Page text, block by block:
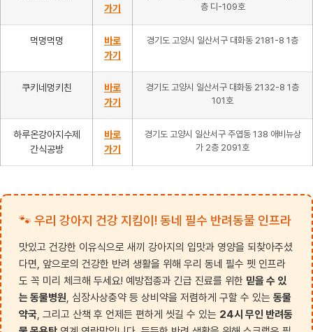
가기
층 디-109호
먹멍먹멍
바로
가기
경기도 고양시 일산서구 대화동 2181-8 1층
쿠키네멍키친
바로
가기
경기도 고양시 일산서구 대화동 2132-8 1층
101호
하루온강아지수제
간식공방
바로
가기
경기도 고양시 일산서구 주엽동 138 애비뉴상
가 2층 2091호
🐾 우리 강아지 건강 지킴이! 동네 필수 반려동물 인프라
맛있고 건강한 이유식으로 새끼 강아지의 입맛과 영양을 되찾아주셨
다면, 앞으로의 건강한 반려 생활을 위해 우리 동네 필수 펫 인프라
도 꼭 미리 체크해 두세요! 예방접종과 긴급 진료를 위한 믿을 수 있
는 동물병원 , 심장사상충약 등 상비약을 저렴하게 구할 수 있는 동물
약국 , 그리고 산책 후 언제든 편하게 씻길 수 있는 24시 무인 반려동